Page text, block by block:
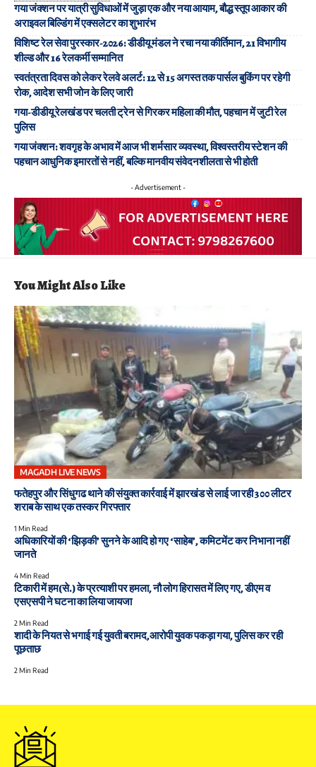
गया जंक्शन पर यात्री सुविधाओं में जुड़ा एक और नया आयाम, बौद्ध स्तूप आकार की
अराइवल बिल्डिंग में एक्सलेटर का शुभारंभ
विशिष्ट रेल सेवा पुरस्कार-2026: डीडीयू मंडल ने रचा नया कीर्तिमान, 21 विभागीय
शील्ड और 16 रेलकर्मी सम्मानित
स्वतंत्रता दिवस को लेकर रेलवे अलर्ट: 12 से 15 अगस्त तक पार्सल बुकिंग पर रहेगी
रोक, आदेश सभी जोन के लिए जारी
गया-डीडीयू रेलखंड पर चलती ट्रेन से गिरकर महिला की मौत, पहचान में जुटी रेल
पुलिस
गया जंक्शन: शवगृह के अभाव में आज भी शर्मसार व्यवस्था, विश्वस्तरीय स्टेशन की
पहचान आधुनिक इमारतों से नहीं, बल्कि मानवीय संवेदनशीलता से भी होती
- Advertisement -
You Might Also Like
MAGADH LIVE NEWS
फतेहपुर और सिंधुगढ थाने की संयुक्त कार्रवाई में झारखंड से लाई जा रही 300 लीटर
शराब के साथ एक तस्कर गिरफ्तार
1 Min Read
अधिकारियों की ‘झिड़की’ सुनने के आदि हो गए ‘साहेब’, कमिटमेंट कर निभाना नहीं
जानते
4 Min Read
टिकारी में हम(से.) के प्रत्याशी पर हमला, नौ लोग हिरासत में लिए गए, डीएम व
एसएसपी ने घटना का लिया जायजा
2 Min Read
शादी के नियत से भगाई गई युवती बरामद,आरोपी युवक पकड़ा गया, पुलिस कर रही
पूछताछ
2 Min Read